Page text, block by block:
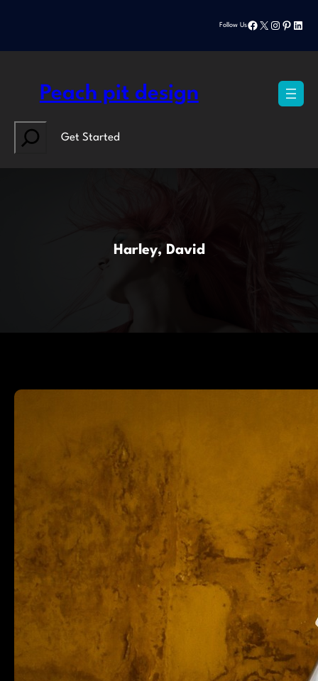
Follow UsFacebook
X Instagram
Peach pit design
Search
Get Started
Harley, David